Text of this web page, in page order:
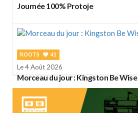
Journée 100% Protoje
ROOTS 41
Le 4 Août 2026
Morceau du jour : Kingston Be